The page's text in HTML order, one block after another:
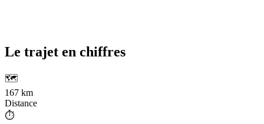
Le trajet en chiffres
🗺️
167 km
Distance
⏱️